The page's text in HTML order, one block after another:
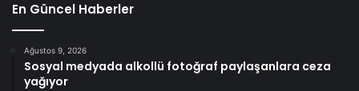
En Güncel Haberler
Ağustos 9, 2026
Sosyal medyada alkollü fotoğraf paylaşanlara ceza
yağıyor